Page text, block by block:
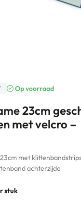
Op voorraad
23cm
met velcro –
met
achterzijde
stuk